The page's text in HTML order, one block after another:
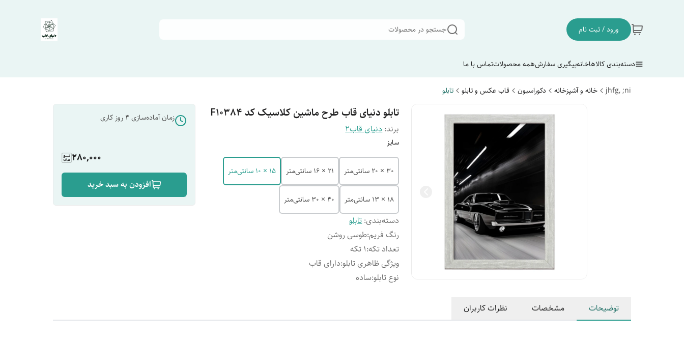
ورود / ثبت نام جستجو در محصولات
دسته‌بندی کالاهاخانهپیگیری سفارشهمه محصولاتتماس با ما
jhfg, ;ni خانه و آشپزخانه دکوراسیون قاب عکس و تابلو تابلو
تابلو دنیای قاب طرح ماشین کلاسیک کد F10384
برند:دنیای قاب2
سایز
30 × 20 سانتی‌متر 21 × 16 سانتی‌متر 15 × 10 سانتی‌متر
18 × 13 سانتی‌متر 40 × 30 سانتی‌متر
دسته‌بندی:تابلو
رنگ فریم:طوسی روشن
تعداد تکه:1 تکه
ویژگی ظاهری تابلو:دارای قاب
نوع تابلو:ساده
زمان آماده‌سازی4 روز کاری
280,000
افزودن به سبد خرید
توضیحات مشخصات نظرات کاربران